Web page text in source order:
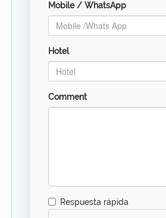
Mobile / WhatsApp
Hotel
Comment
Respuesta rápida